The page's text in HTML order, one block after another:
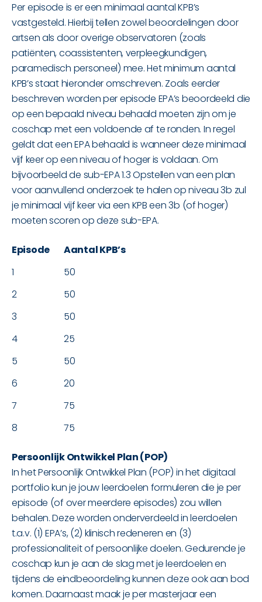
Per episode is er een minimaal aantal KPB’s
vastgesteld. Hierbij tellen zowel beoordelingen door
artsen als door overige observatoren (zoals
patiënten, coassistenten, verpleegkundigen,
paramedisch personeel) mee. Het minimum aantal
KPB’s staat hieronder omschreven. Zoals eerder
beschreven worden per episode EPA’s beoordeeld die
op een bepaald niveau behaald moeten zijn om je
coschap met een voldoende af te ronden. In regel
geldt dat een EPA behaald is wanneer deze minimaal
vijf keer op een niveau of hoger is voldaan. Om
bijvoorbeeld de sub-EPA 1.3 Opstellen van een plan
voor aanvullend onderzoek te halen op niveau 3b zul
je minimaal vijf keer via een KPB een 3b (of hoger)
moeten scoren op deze sub-EPA.
Episode
Aantal KPB’s
1
50
2
50
3
50
4
25
5
50
6
20
7
75
8
75
Persoonlijk Ontwikkel Plan (POP)
In het Persoonlijk Ontwikkel Plan (POP) in het digitaal
portfolio kun je jouw leerdoelen formuleren die je per
episode (of over meerdere episodes) zou willen
behalen. Deze worden onderverdeeld in leerdoelen
t.a.v. (1) EPA’s, (2) klinisch redeneren en (3)
professionaliteit of persoonlijke doelen. Gedurende je
coschap kun je aan de slag met je leerdoelen en
tijdens de eindbeoordeling kunnen deze ook aan bod
komen. Daarnaast maak je per masterjaar een